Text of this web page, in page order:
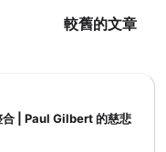
較舊的文章
| Paul Gilbert 的慈悲